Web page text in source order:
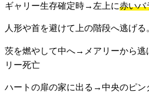
ギャリー生存確定時→左上に赤いバ
人形や首を避けて上の階段へ逃げる
茨を燃やして中へ→メアリーから
リー死亡
ハートの扉の家に出る→中央のピン